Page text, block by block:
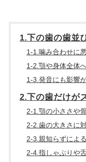
1.下の歯の歯並
1-1.噛み合わせに
1-2.顎や身体全体
1-3.発音にも影響
2.下の歯だけが
2-1.顎の小ささや
2-2.歯の大きさに
2-3.親知らずによ
2-4.指しゃぶりや